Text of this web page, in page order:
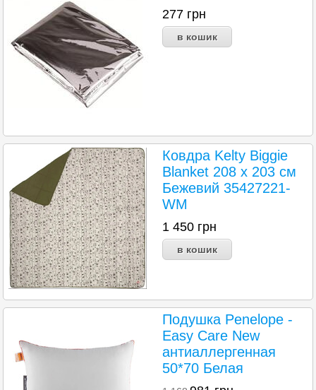
277 грн
Ковдра Kelty Biggie
Blanket 208 х 203 см
Бежевий 35427221-
WM
1 450 грн
Подушка Penelope -
Easy Care New
антиаллергенная
50*70 Белая